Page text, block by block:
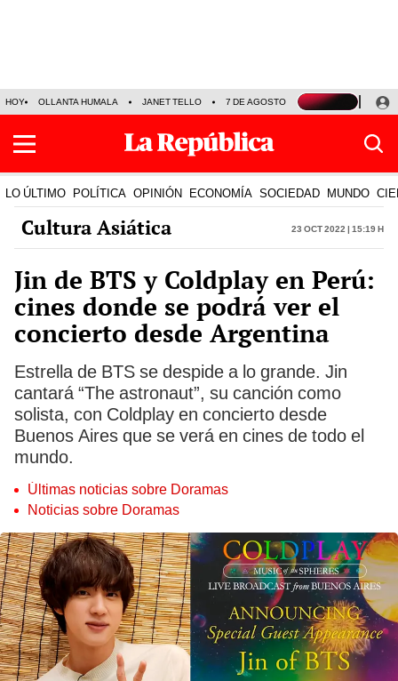
HOY OLLANTA HUMALA JANET TELLO 7 DE AGOSTO TINKA RESULTADOS
LO ÚLTIMO POLÍTICA OPINIÓN ECONOMÍA SOCIEDAD MUNDO
Cultura Asiática 23 Oct 2022 | 15:19 h
Jin de BTS y Coldplay en Perú:
cines donde se podrá ver el
concierto desde Argentina
Estrella de BTS se despide a lo grande. Jin
cantará “The astronaut”, su canción como
solista, con Coldplay en concierto desde
Buenos Aires que se verá en cines de todo el
mundo.
Últimas noticias sobre Doramas
Noticias sobre Doramas